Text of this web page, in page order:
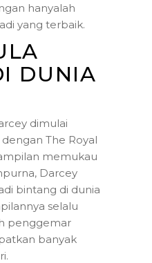
hanyalah
yang terbaik.
DUNIA
dimulai
The Royal
memukau
Darcey
bintang di dunia
selalu
penggemar
banyak